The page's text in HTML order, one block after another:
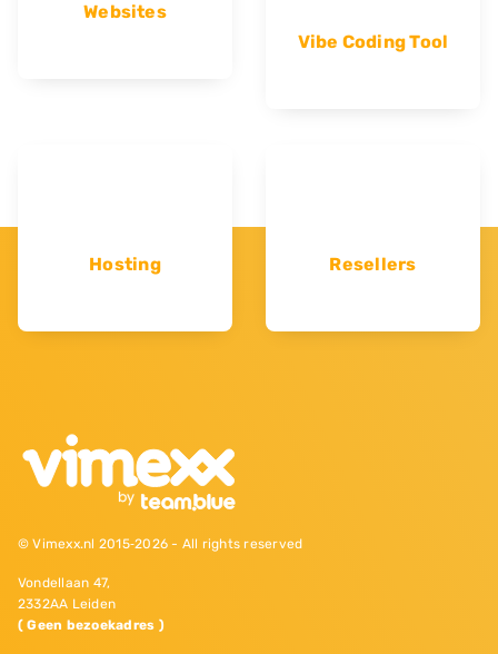
Websites
Vibe Coding Tool
Hosting Resellers
© Vimexx.nl 2015‐2026 - All rights reserved
Vondellaan 47,
2332AA Leiden
( Geen bezoekadres )